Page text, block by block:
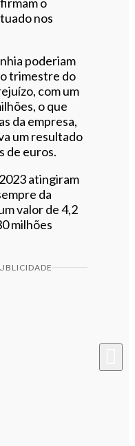
nos
poderiam
trimestre do
com um
o que
da empresa,
um resultado
de euros.
atingiram
da
valor de 4,2
milhões